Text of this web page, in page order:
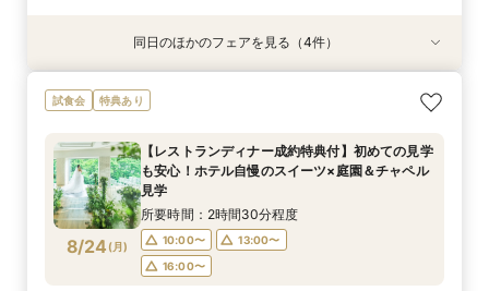
特典あり
8/23(日)
【会場見学のラストにおすすめ！決め手が見つか
る】徹底比較相談×チャペル入場体験と庭見え絶
レゼント
所要時間：2時間程度
16:30〜
フェアを予約
特典あり
8/23(日)
【27年2月までの結婚式がお得】限定プラン大公
開×直近ウエディング相談＆美食体験《成約特
円ご優待！
所要時間：3時間程度
9:00〜
フェアを予約
特典あり
8/23(日)
【2〜3件目見学におすすめ】料理・見積り・お
もてなしを他会場と比較しながら確認できる相談
理しながら、本命会場を見極めたい方におすす
め！
所要時間：3時間程度
9:00〜
フェアを予約
特典あり
8/23(日)
《和婚検討の方必見》本格神殿＆1万坪の庭園臨
む絶景会場×伝統ローストビーフ＆メディアでも
所要時間：3時間程度
9:00〜
フェアを予約
同日のほかのフェアを見る（4件）
試食会 特典あり
8/24 (月)
【レストランディナー成約特典付】初めての見学
も安心！ホテル自慢のスイーツ×庭園＆チャペル
見学
所要時間：2時間30分程度
10:00〜
13:00〜
16:00〜